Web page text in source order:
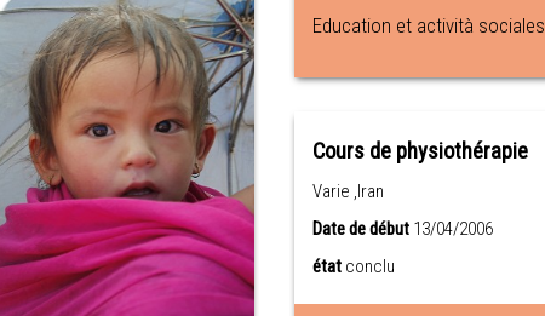
Education et actività sociales
Cours de physiothérapie
Varie ,Iran
Date de début13/04/2006
état conclu